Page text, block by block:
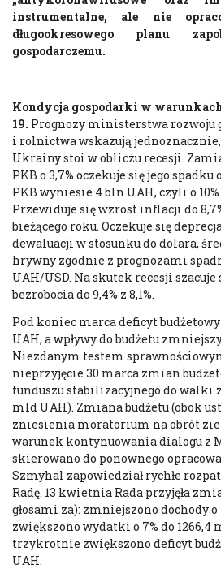
instrumentalne, ale nie
długookresowego planu
gospodarczemu.
Kondycja gospodarki w
19. Prognozy ministerstwa rozwoju
i rolnictwa wskazują
Ukrainy stoi w obliczu recesji.
PKB o 3,7% oczekuje się jego
PKB wyniesie 4 bln UAH, czyli o
Przewiduje się wzrost inflacji do
bieżącego roku. Oczekuje się
dewaluacji w stosunku do dolara,
hrywny zgodnie z prognozami
UAH/USD. Na skutek recesji
bezrobocia do 9,4% z 8,1%.
Pod koniec marca deficyt
UAH, a wpływy do budżetu
Niezdanym testem
nieprzyjęcie 30 marca zmian
funduszu stabilizacyjnego do walki
mld UAH). Zmiana budżetu (obok
zniesienia moratorium na obrót
warunek kontynuowania dialogu z
skierowano do ponownego
Szmyhal zapowiedział rychłe
Radę. 13 kwietnia Rada przyjęła
głosami za): zmniejszono dochody o
zwiększono wydatki o 7% do 1266,4
trzykrotnie zwiększono deficyt
UAH.